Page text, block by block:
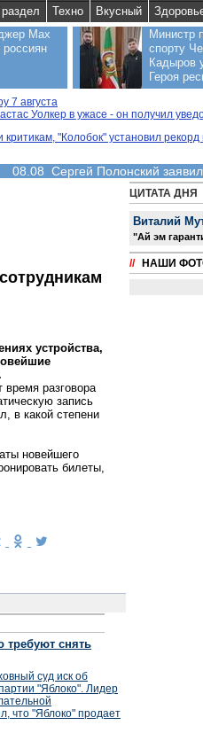
Техно Вкусный
Max
россиян
Министр
спорту
Кадыров
Героя
7 августа
Уолкер в ужасе - он получил
"Колобок" установил
08.08 Сергей Полонский
устройства,
разговора
запись
в какой степени
новейшего
билеты,
требуют снять
суд иск об
"Яблоко". Лидер
что "Яблоко" продает
ЦИТАТА ДНЯ
Виталий
"Aй эм
// НАШИ